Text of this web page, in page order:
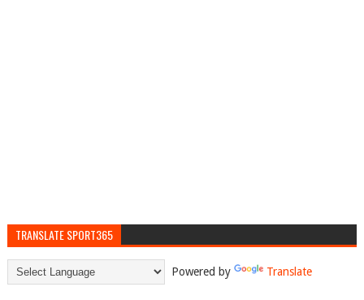
TRANSLATE SPORT365
Powered by Translate